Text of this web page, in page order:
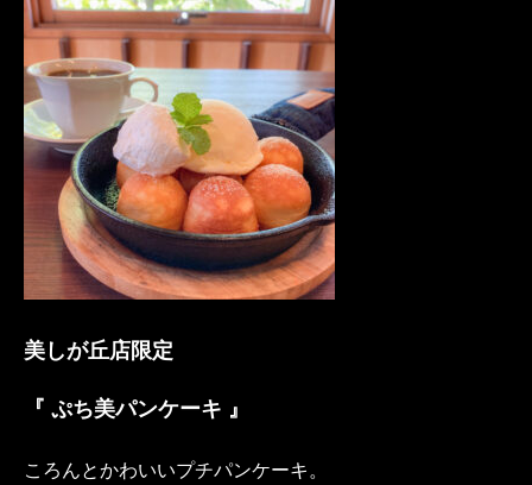
美しが丘店限定
『 ぷち美パンケーキ 』
ころんとかわいいプチパンケーキ。